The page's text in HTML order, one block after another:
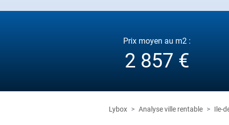
Prix moyen au m2 :
2 857 €
Lybox Analyse ville rentable Ile-